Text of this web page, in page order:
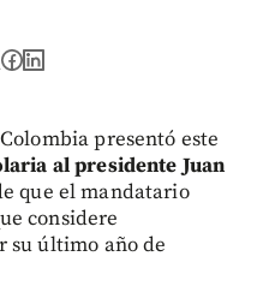
presentó este
al presidente Juan
que el mandatario
considere
su último año de